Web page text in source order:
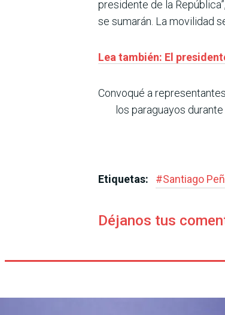
presidente de la
se sumarán. La movilidad
Lea también: El
Convoqué a
los paraguayos
Etiquetas: #Santiago
Déjanos tus